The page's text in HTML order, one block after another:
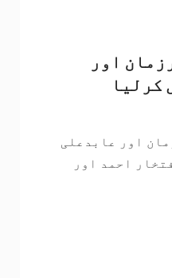
اور
کرلیا
اور عابدعلی
احمد اور